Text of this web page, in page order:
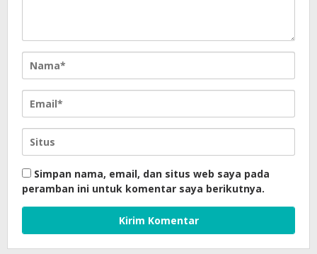
Simpan nama, email, dan situs web saya pada
peramban ini untuk komentar saya berikutnya.